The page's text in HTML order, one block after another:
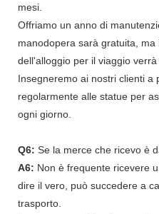
mesi.
Offriamo un anno di
manodopera sarà gratuita,
dell'alloggio per il viaggio verrà
Insegneremo ai nostri clienti a
regolarmente alle statue per
ogni giorno.
Q6: Se la merce che ricevo è
A6: Non è frequente ricevere
dire il vero, può succedere a
trasporto.